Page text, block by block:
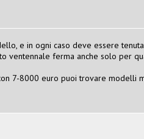
e in ogni caso deve essere
ventennale ferma anche solo per
7-8000 euro puoi trovare modelli